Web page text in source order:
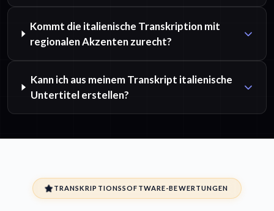
Kommt die italienische Transkription mit
regionalen Akzenten zurecht?
Kann ich aus meinem Transkript italienische
Untertitel erstellen?
TRANSKRIPTIONSSOFTWARE-BEWERTUNGEN